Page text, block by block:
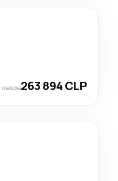
desde263 894 CLP